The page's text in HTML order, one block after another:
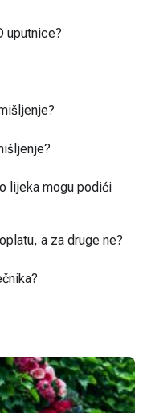
uputnice?
lijeka mogu podići
a za druge ne?